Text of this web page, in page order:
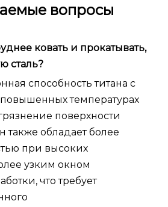
вопросы
ковать и прокатывать,
сталь?
способность титана с
температурах
поверхности
также обладает более
при высоких
узким окном
что требует